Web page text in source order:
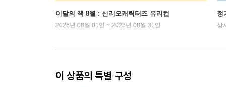
이달의 책 8월 : 산리오캐릭터즈 유리컵
2026년 08월 01일 ~ 2026년 08월 31일
정
상
이 상품의 특별 구성